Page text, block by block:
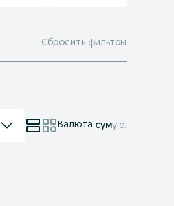
Сбросить фильтры
Валюта:суму.е.